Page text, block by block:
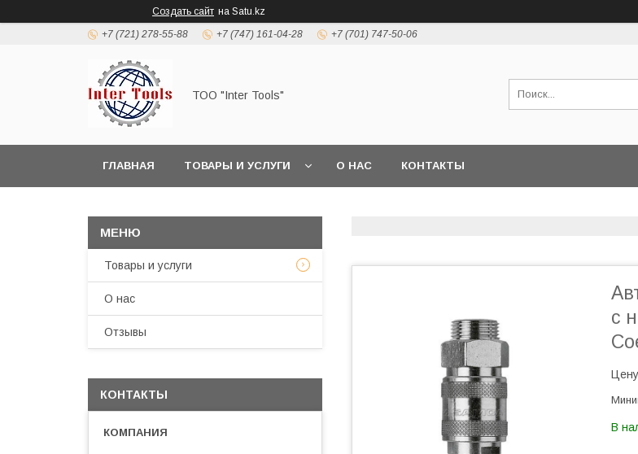
Создать сайт на Satu.kz
+7 (721) 278-55-88 +7 (747) 161-04-28 +7 (701) 747-50-06
ТОО "Inter Tools"
ГЛАВНАЯ ТОВАРЫ И УСЛУГИ О НАС КОНТАКТЫ
с
В
Товары и услуги
О нас
Отзывы
КОНТАКТЫ